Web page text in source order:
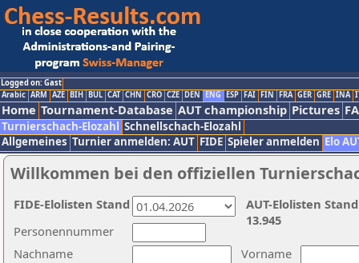
Logged on: Gast
Arabic ARM AZE BIH BUL CAT CHN CRO CZE DEN ENG ESP FAI FIN FRA GER GRE INA
Home Tournament-Database AUT championship Pictures
Turnierschach-Elozahl Schnellschach-Elozahl
Allgemeines Turnier anmelden: AUT FIDE Spieler anmelden Elo
Willkommen bei den offiziellen
Nachname
Vorname
Personennummer
AUT-Elolisten
13.945
FIDE-Elolisten Stand